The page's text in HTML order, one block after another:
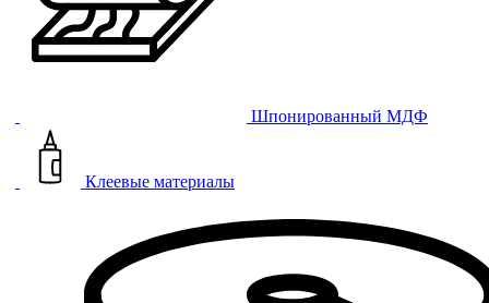
Шпонированный МДФ
Клеевые материалы